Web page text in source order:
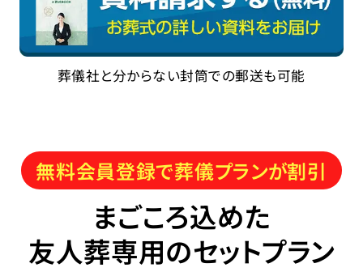
葬儀社と分からない封筒での郵送も可能
無料会員登録で葬儀プランが割引
まごころ込めた
友人葬専用のセットプラン